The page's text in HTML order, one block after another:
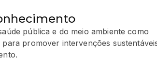
pública e do meio ambiente como
para promover intervenções